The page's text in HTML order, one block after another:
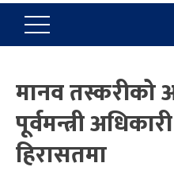
मानव तस्करीको
पूर्वमन्त्री
हिरासतमा